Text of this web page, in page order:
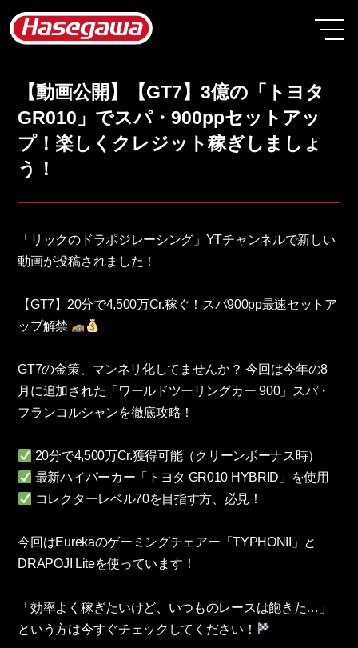
【動画公開】【GT7】3億の「トヨタ
GR010」でスパ・900ppセットアッ
プ！楽しくクレジット稼ぎしましょ
う！
「リックのドラポジレーシング」YTチャンネルで新しい
動画が投稿されました！
【GT7】20分で4,500万Cr.稼ぐ！スパ900pp最速セットア
ップ解禁
GT7の金策、マンネリ化してませんか？ 今回は今年の8
月に追加された「ワールドツーリングカー 900」スパ・
フランコルシャンを徹底攻略！
20分で4,500万Cr.獲得可能（クリーンボーナス時）
最新ハイパーカー「トヨタ GR010 HYBRID」を使用
コレクターレベル70を目指す方、必見！
今回はEurekaのゲーミングチェアー「TYPHONII」と
DRAPOJI Liteを使っています！
「効率よく稼ぎたいけど、いつものレースは飽きた…」
という方は今すぐチェックしてください！